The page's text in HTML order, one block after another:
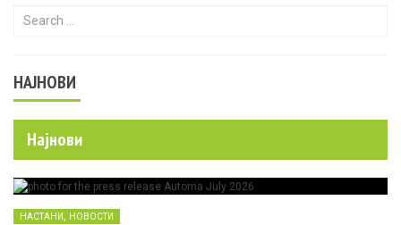
Search for:
НАЈНОВИ
Најнови
НАСТАНИ НОВОСТИ